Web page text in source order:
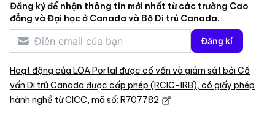
Đăng ký để nhận thông tin mới nhất từ các trường Cao
đẳng và Đại học ở Canada và Bộ Di trú Canada.
Đăng kí
Hoạt động của LOA Portal được cố vấn và giám sát bởi Cố
vấn Di trú Canada được cấp phép (RCIC-IRB), có giấy phép
hành nghề từ CICC, mã số: R707782